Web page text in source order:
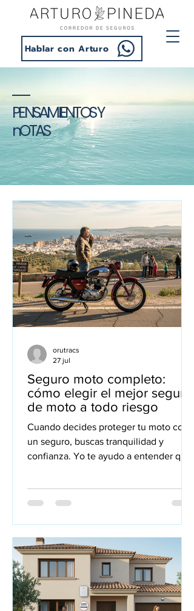
Hablar con Arturo
PENSAMIENTOS Y
nOTAS
Seguro moto completo:
cómo elegir el mejor seguro
de moto a todo riesgo
Cuando decides proteger tu moto con
un seguro, buscas tranquilidad y
confianza. Yo te ayudo a entender qué
ti. No se trata solo de contratar una
pueda surgir en la carretera o fuera de
ella. En este artículo te explico de
forma sencilla y cercana todo lo que
necesitas saber para tomar una buena
decisión. Además, reviso contigo las c
orutracs
27 jul